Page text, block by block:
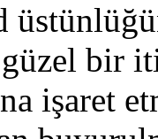
bir
işaret